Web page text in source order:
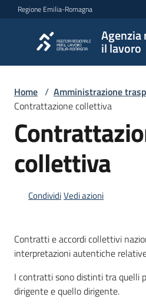
Vai al contenuto
Vai alla navigazione
Vai al footer
Regione Emilia-Romagna
Agenzia
il lavoro
Agenzia
regionale
per il
lavoro
L'Agenzia
I
centri
Home / Amministrazione
Contrattazione collettiva
collettiva
CondividiVedi azioni
Contratti e accordi collettivi
interpretazioni autentiche
I contratti sono distinti tra quelli
dirigente e quello dirigente.